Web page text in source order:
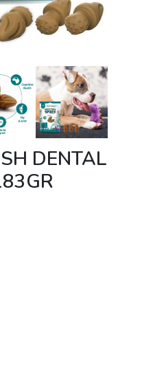
DENTAL